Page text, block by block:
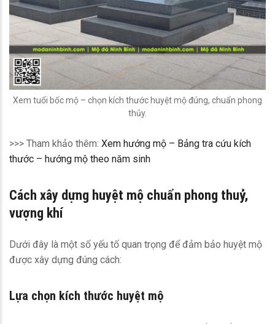
Xem tuổi bốc mộ – chọn kích thước huyệt mộ đúng, chuẩn phong
thủy.
>>> Tham khảo thêm: Xem hướng mộ – Bảng tra cứu kích
thước – hướng mộ theo năm sinh
Cách xây dựng huyệt mộ chuẩn phong thuỷ,
vượng khí
Dưới đây là một số yếu tố quan trọng để đảm bảo huyệt mộ
được xây dựng đúng cách:
Lựa chọn kích thước huyệt mộ